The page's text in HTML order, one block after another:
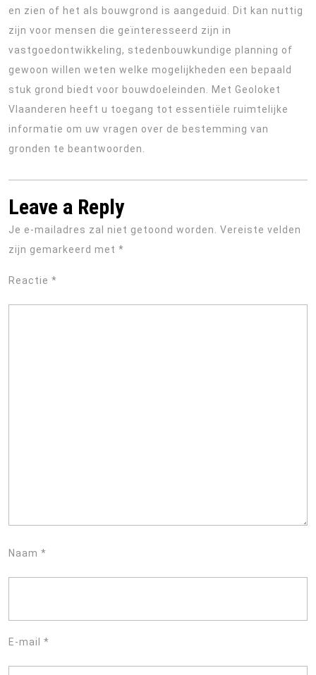
en zien of het als bouwgrond is aangeduid. Dit kan nuttig
zijn voor mensen die geïnteresseerd zijn in
vastgoedontwikkeling, stedenbouwkundige planning of
gewoon willen weten welke mogelijkheden een bepaald
stuk grond biedt voor bouwdoeleinden. Met Geoloket
Vlaanderen heeft u toegang tot essentiële ruimtelijke
informatie om uw vragen over de bestemming van
gronden te beantwoorden.
Leave a Reply
Je e-mailadres zal niet getoond worden.
Vereiste velden
zijn gemarkeerd met *
Reactie *
Naam *
E-mail *